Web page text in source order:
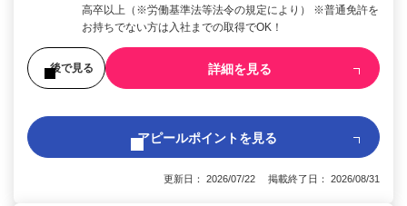
高卒以上（※労働基準法等法令の規定により） ※普通免許を
お持ちでない方は入社までの取得でOK！
後で見る 詳細を見る
アピールポイントを見る
更新日： 2026/07/22 掲載終了日： 2026/08/31